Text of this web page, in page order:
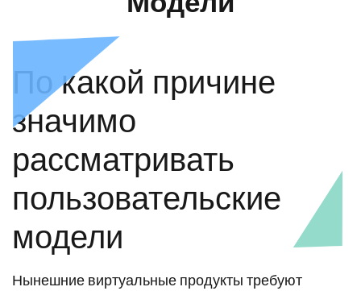
По какой причине
значимо
рассматривать
пользовательские
модели
Нынешние виртуальные продукты требуют